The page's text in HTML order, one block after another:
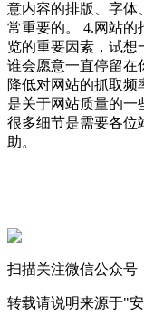
意内容的排版、字体
常重要的。 4.网站的
览的重要因素，试想
谁会愿意一直停留在
降低对网站的抓取
是关于网站质量的一
很多细节是需要各位
助。
扫描关注微信公众号
转载请说明来源于"